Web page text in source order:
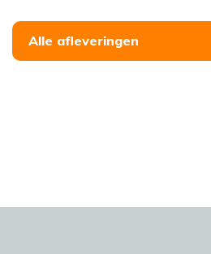
Alle afleveringen